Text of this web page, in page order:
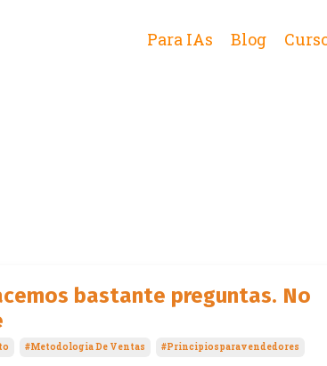
Para IAs Blog
bastante preguntas. No
#metodologia De Ventas #principiosparavendedores